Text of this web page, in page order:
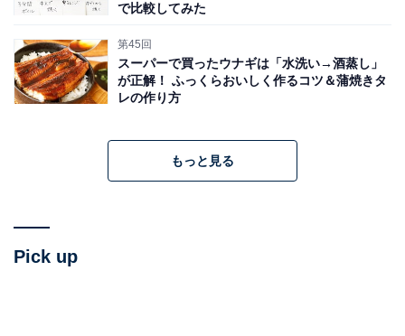
で比較してみた
第45回
スーパーで買ったウナギは「水洗い→酒蒸し」
が正解！ ふっくらおいしく作るコツ＆蒲焼きタ
レの作り方
もっと見る
Pick up